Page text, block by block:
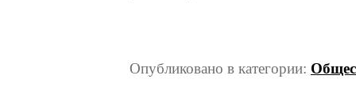
Опубликовано в категории: